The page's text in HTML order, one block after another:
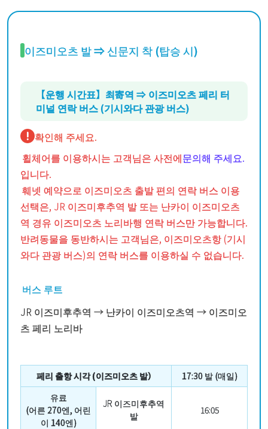
이즈미오츠 발 ⇒ 신문지 착 (탑승 시)
【운행 시간표】최寄역 ⇒ 이즈미오츠 페리 터
미널 연락 버스 (기시와다 관광 버스)
확인해 주세요.
휠체어를 이용하시는 고객님은 사전에문의해 주세요.
입니다.
훼넷 예약으로 이즈미오츠 출발 편의 연락 버스 이용
선택은, JR 이즈미후추역 발 또는 난카이 이즈미오츠
역 경유 이즈미오츠 노리바행 연락 버스만 가능합니다.
반려동물을 동반하시는 고객님은, 이즈미오츠항 (기시
와다 관광 버스)의 연락 버스를 이용하실 수 없습니다.
버스 루트
JR 이즈미후추역 → 난카이 이즈미오츠역 → 이즈미오
츠 페리 노리바
페리 출항 시각 (이즈미오츠 발）
17:30 발 (매일)
유료
(어른 270엔, 어린
이 140엔)
JR 이즈미후추역
발
16:05